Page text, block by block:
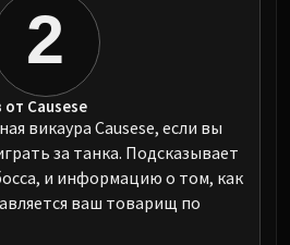
2
Causese
викаура Causese, если вы
за танка. Подсказывает
и информацию о том, как
ваш товарищ по